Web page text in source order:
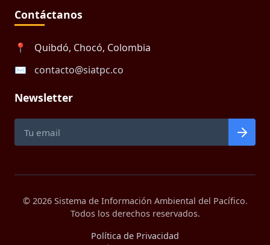
Contáctanos
📍
Quibdó, Chocó, Colombia
✉️
contacto@siatpc.co
Newsletter
© 2026 Sistema de Información Ambiental del Pacífico.
Todos los derechos reservados.
Política de Privacidad